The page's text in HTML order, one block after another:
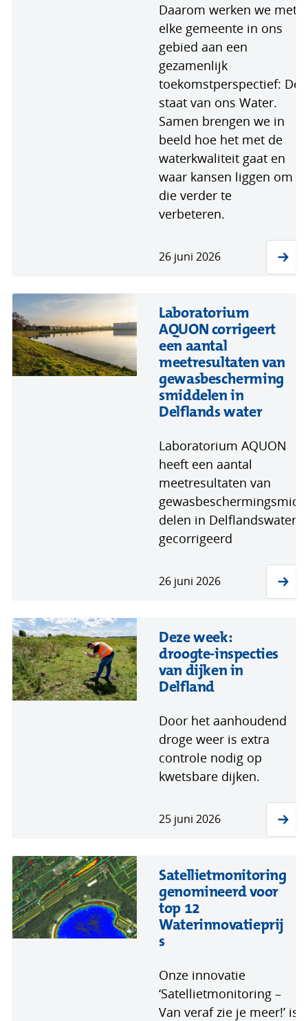
Daarom werken we met
elke gemeente in ons
gebied aan een
gezamenlijk
toekomstperspectief: De
staat van ons Water.
Samen brengen we in
beeld hoe het met de
waterkwaliteit gaat en
waar kansen liggen om
die verder te
verbeteren.
26 juni 2026
Laboratorium
AQUON corrigeert
een aantal
meetresultaten van
gewasbescherming
smiddelen in
Delflands water
Laboratorium AQUON
heeft een aantal
meetresultaten van
gewasbeschermingsmid
delen in Delflandswater
gecorrigeerd
26 juni 2026
Deze week:
droogte-inspecties
van dijken in
Delfland
Door het aanhoudend
droge weer is extra
controle nodig op
kwetsbare dijken.
25 juni 2026
Satellietmonitoring
genomineerd voor
top 12
Waterinnovatieprij
s
Onze innovatie
‘Satellietmonitoring –
Van veraf zie je meer!’ is